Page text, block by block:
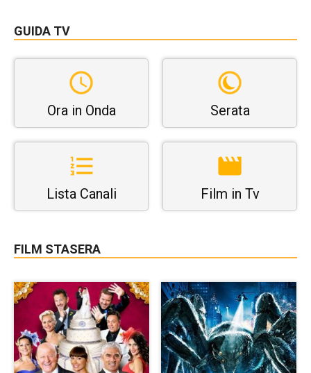
GUIDA TV
Ora in Onda Serata
Lista Canali Film in Tv
FILM STASERA